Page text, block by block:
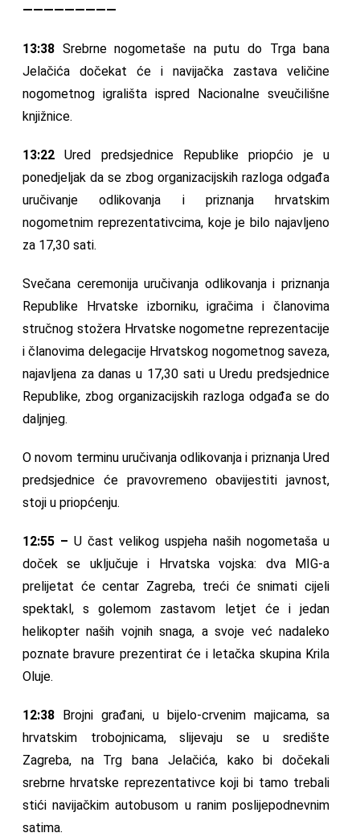
—————————
13:38 Srebrne nogometaše na putu do Trga bana
Jelačića dočekat će i navijačka zastava veličine
nogometnog igrališta ispred Nacionalne sveučilišne
knjižnice.
13:22Ured predsjednice Republike priopćio je u
ponedjeljak da se zbog organizacijskih razloga odgađa
uručivanje odlikovanja i priznanja hrvatskim
nogometnim reprezentativcima, koje je bilo najavljeno
za 17,30 sati.
Svečana ceremonija uručivanja odlikovanja i priznanja
Republike Hrvatske izborniku, igračima i članovima
stručnog stožera Hrvatske nogometne reprezentacije
i članovima delegacije Hrvatskog nogometnog saveza,
najavljena za danas u 17,30 sati u Uredu predsjednice
Republike, zbog organizacijskih razloga odgađa se do
daljnjeg.
O novom terminu uručivanja odlikovanja i priznanja Ured
predsjednice će pravovremeno obavijestiti javnost,
stoji u priopćenju.
12:55 – U čast velikog uspjeha naših nogometaša u
doček se uključuje i Hrvatska vojska: dva MIG-a
prelijetat će centar Zagreba, treći će snimati cijeli
spektakl, s golemom zastavom letjet će i jedan
helikopter naših vojnih snaga, a svoje već nadaleko
poznate bravure prezentirat će i letačka skupina Krila
Oluje.
12:38
Brojni građani, u bijelo-crvenim majicama, sa
hrvatskim trobojnicama, slijevaju se u središte
Zagreba, na Trg bana Jelačića, kako bi dočekali
srebrne hrvatske reprezentativce koji bi tamo trebali
stići navijačkim autobusom u ranim poslijepodnevnim
satima.